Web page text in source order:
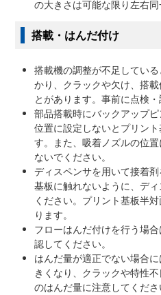
の大きさは可能な限り左右同
搭載・はんだ付け
搭載機の調整が不足してい
かり、クラックや欠け、搭
とがあります。事前に点検・
部品搭載時にバックアップ
位置に設定しないとプリン
す。また、吸着ノズルの位
ないでください。
ディスペンサを用いて接着
基板に触れないように、デ
ください。プリント基板半
ります。
フローはんだ付けを行う場
認してください。
はんだ量が適正でない場合
きくなり、クラックや特性
のはんだ量に注意してくださ